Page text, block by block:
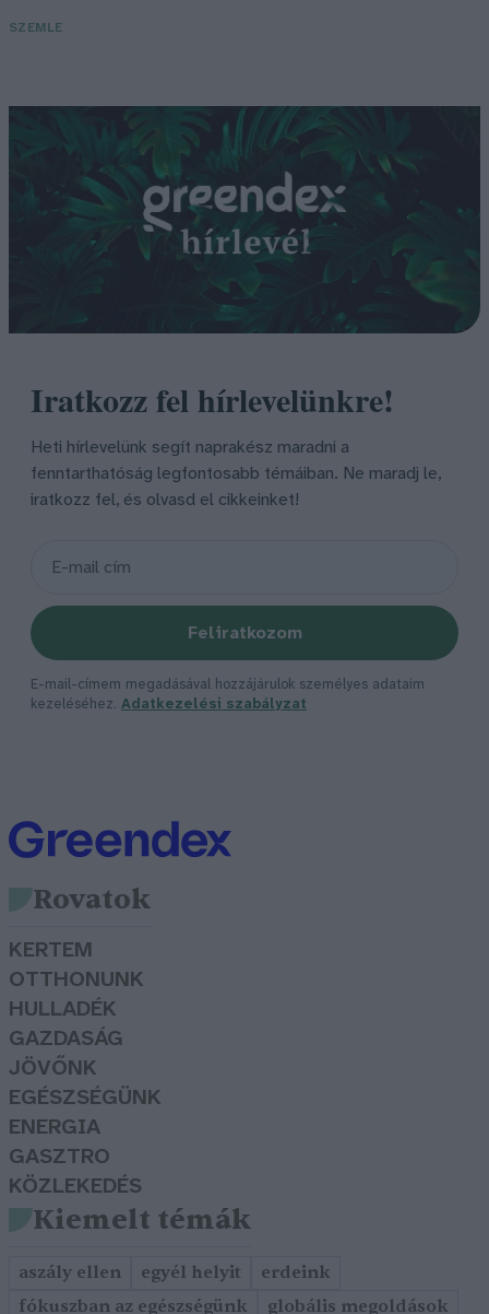
SZEMLE
Iratkozz fel hírlevelünkre!
Heti hírlevelünk segít naprakész maradni a
fenntarthatóság legfontosabb témáiban. Ne maradj le,
iratkozz fel, és olvasd el cikkeinket!
Feliratkozom
E-mail-címem megadásával hozzájárulok személyes adataim
kezeléséhez. Adatkezelési szabályzat
Rovatok
KERTEM
OTTHONUNK
HULLADÉK
GAZDASÁG
JÖVŐNK
EGÉSZSÉGÜNK
ENERGIA
GASZTRO
KÖZLEKEDÉS
Kiemelt témák
aszály ellen egyél helyit
erdeink
fókuszban az egészségünk
globális megoldások